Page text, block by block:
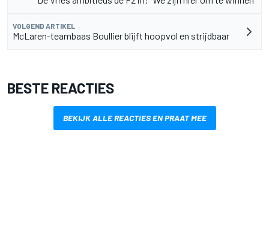
VOLGEND ARTIKEL
McLaren-teambaas Boullier blijft hoopvol en strijdbaar
BESTE REACTIES
BEKIJK ALLE REACTIES EN PRAAT MEE